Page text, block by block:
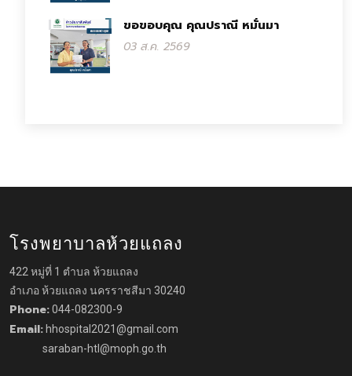
ขอขอบคุณ คุณปราณี หมั่นมา
03 ส.ค. 2569
โรงพยาบาลห้วยแถลง
422 หมู่ที่ 1 ตำบล ห้วยแถลง
อำเภอ ห้วยแถลง นครราชสีมา 30240
Phone:044-082300-9
Email: hhospital2021@gmail.com
saraban-htl@moph.go.th